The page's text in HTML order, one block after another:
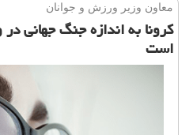
معاون وزیر ورزش و جوانان
كرونا به اندازه جنگ جهانی
است